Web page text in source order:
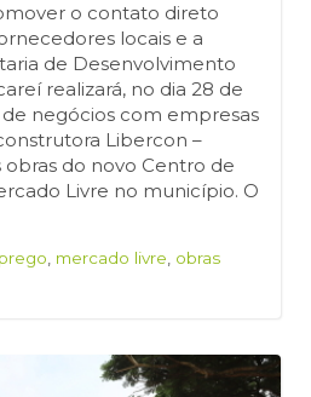
o contato direto
locais e a
de Desenvolvimento
realizará, no dia 28 de
negócios com empresas
Libercon –
obras do novo Centro de
Livre no município. O
mercado livre obras